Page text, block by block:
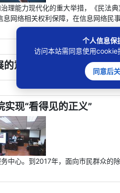
理能力现代化的重大举措，《民法
息网络相关权利保障，在信息网络民
的意见（发改高技〔2019
实现“看得见的正义”
中心。到2017年，面向市民群众的
个人信息保
访问本站需同意使用cookie
同意后